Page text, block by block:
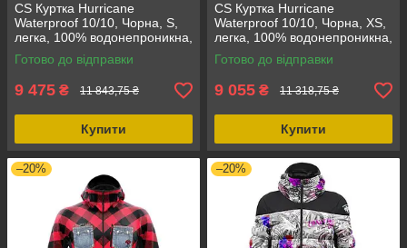
CS Куртка Hurricane
Waterproof 10/10, Чорна, S,
легка, 100% водонепроникна,
дихаюча, мінімалістичний
дизайн
Готово до відправки
9 475 ₴ 11 843,75 ₴
Купити
CS Куртка Hurricane
Waterproof 10/10, Чорна, XS,
легка, 100% водонепроникна,
дихаюча, для активного
відпочинку
Готово до відправки
9 055 ₴ 11 318,75 ₴
Купити
–20% –20%